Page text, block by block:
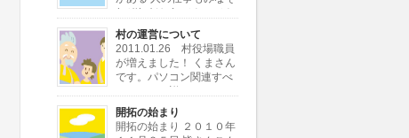
れぞれだから ひとつひと
つに価値がある 同じ顔とか同じ仕事
じゃ 自分が何かわからない 独創村で
もういちど とり戻したい大切な価値
ひとりひとりと ひと […]
村の運営について
2011.01.26 村役場職員
が増えました！ くまさん
です。パソコン関連すべ
てにとても詳しいです
よ。よろしく！
・・・・・・・・・・・・・・・・・・・・・・・・・・・・・・・・
[…]
開拓の始まり
開拓の始まり ２０１０年